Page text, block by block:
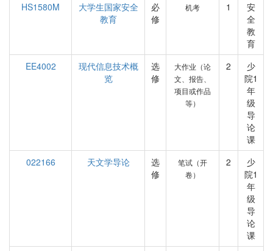
HS1580M
大学生国家安全
教育
必
修
机考 1
安
全
教
育
EE4002
现代信息技术概
览
选
修
大作业（论
文、报告、
项目或作品
等）
2
少
院1
年
级
导
论
课
022166
天文学导论
选
修
笔试（开
卷）
2
少
院1
年
级
导
论
课